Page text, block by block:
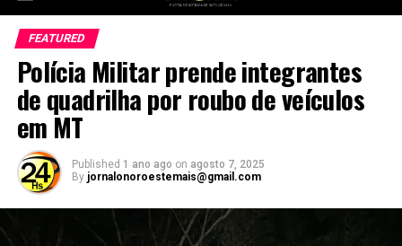
FEATURED
Polícia Militar prende integrantes
de quadrilha por roubo de veículos
em MT
Published 1 ano ago on agosto 7, 2025
By jornalonoroestemais@gmail.com